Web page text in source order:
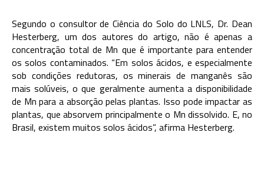
Segundo o consultor de Ciência do Solo do LNLS, Dr. Dean
Hesterberg, um dos autores do artigo, não é apenas a
concentração total de Mn que é importante para entender
os solos contaminados. “Em solos ácidos, e especialmente
sob condições redutoras, os minerais de manganês são
mais solúveis, o que geralmente aumenta a disponibilidade
de Mn para a absorção pelas plantas. Isso pode impactar as
plantas, que absorvem principalmente o Mn dissolvido. E, no
Brasil, existem muitos solos ácidos”, afirma Hesterberg.